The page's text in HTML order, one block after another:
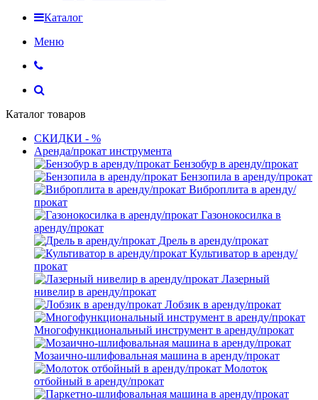
Каталог
Меню
Каталог товаров
СКИДКИ - %
Аренда/прокат инструмента
Бензобур в аренду/прокат
Бензопила в аренду/прокат
Виброплита в аренду/
прокат
Газонокосилка в
аренду/прокат
Дрель в аренду/прокат
Культиватор в аренду/
прокат
Лазерный
нивелир в аренду/прокат
Лобзик в аренду/прокат
Многофункциональный инструмент в аренду/прокат
Мозаично-шлифовальная машина в аренду/прокат
Молоток
отбойный в аренду/прокат